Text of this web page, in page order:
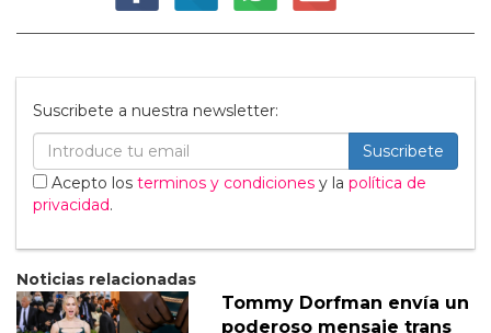
Suscribete a nuestra newsletter:
Suscribete
Acepto los terminos y condiciones y la política de
privacidad.
Noticias relacionadas
Tommy Dorfman envía un
poderoso mensaje trans